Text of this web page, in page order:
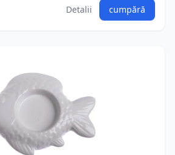
Detalii cumpără